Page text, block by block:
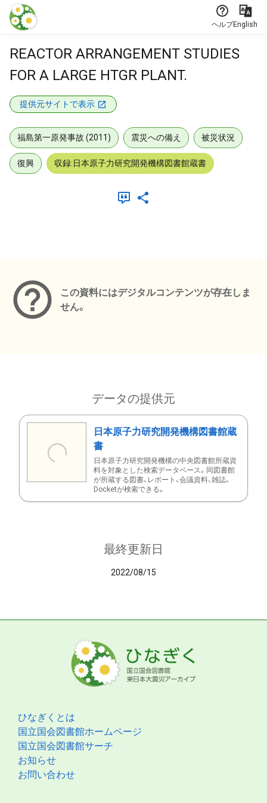
本文に飛ぶ
ヘルプEnglish
REACTOR ARRANGEMENT STUDIES
FOR A LARGE HTGR PLANT.
提供元サイトで表示
福島第一原発事故 (2011) 震災への備え 被災状況
復興 収録:日本原子力研究開発機構図書館蔵書
この資料にはデジタルコンテンツが存在しま
せん。
データの提供元
日本原子力研究開発機構図書館蔵
書
日本原子力研究開発機構の中央図書館所蔵資
料を対象とした検索データベース。同図書館
が所蔵する図書、レポート、会議資料、雑誌、
Docketが検索できる。
最終更新日
2022/08/15
ひなぎくとは
国立国会図書館ホームページ
国立国会図書館サーチ
お知らせ
お問い合わせ